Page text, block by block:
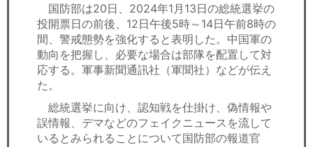
労務顧問
ＩＴ
飲食店情報
国防部は20日、2024年1月13日の総統選挙の
投開票日の前後、12日午後5時～14日午前8時の
間、警戒態勢を強化すると表明した。中国軍の
動向を把握し、必要な場合は部隊を配置して対
応する。軍事新聞通訊社（軍聞社）などが伝え
た。
総統選挙に向け、認知戦を仕掛け、偽情報や
誤情報、デマなどのフェイクニュースを流して
いるとみられることについて国防部の報道官